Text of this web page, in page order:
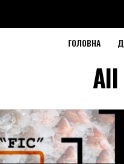
ГОЛОВНА